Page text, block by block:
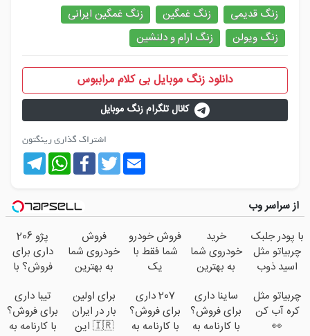
زنگ قدیمی
زنگ غمگین
زنگ غمگین ایرانی
زنگ ویولن
زنگ ارام و دلنشین
دانلود زنگ موبایل بی کلام مراببوس
کانال تلگرام زنگ موبایل
اشتراک گذاری رینگتون
Telegram
WhatsAppFacebookTwitterEmail
از سراسر وب
با پودر جلبک
چربیاتو مثل
اسید ذوب
تا امشب)
خرید
خودروی شما
به بهترین
فروش خودرو
شما فقط با
یک
آنلاین ✔
فروش
خودروی شما
به بهترین
پژو 206
داری برای
فروش؟ با
بهترین قیمت
بفروش!
چربیاتو مثل
کره آب کن
👀
ساینا داری
برای فروش؟
با کارنامه به
207 داری
برای فروش؟
با کارنامه به
برای اولین
بار در ایران
🇮🇷 این
تیبا داری
برای فروش؟
با کارنامه به